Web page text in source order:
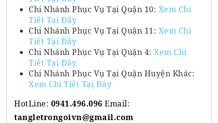
Chi Nhánh Phục Vụ Tại Quận 10: Xem Chi
Tiết Tại Đây
Chi Nhánh Phục Vụ Tại Quận 11: Xem Chi
Tiết Tại Đây
Chi Nhánh Phục Vụ Tại Quận 4:Xem Chi
Tiết Tại Đây
Chi Nhánh Phục Vụ Tại Quận Huyện Khác:
Xem Chi Tiết Tại Đây
HotLine: 0941.496.096Email:
tangletrongoivn@gmail.com